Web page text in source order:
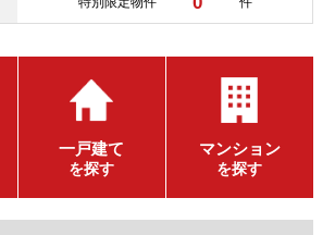
一戸建て
を探す
マンション
を探す